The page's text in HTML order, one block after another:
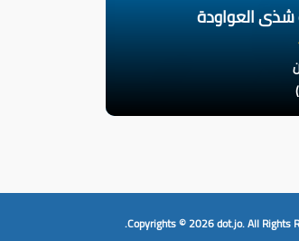
شذى العواودة
Copyrights © 2026dot.jo.All Rights